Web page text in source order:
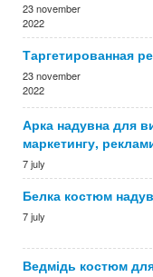
23 november
2022
Таргетированная
23 november
2022
Арка надувна для
маркетингу,
7 july
Белка костюм
7 july
Ведмідь костюм